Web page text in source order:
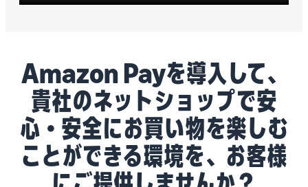
Amazon Payを導入して、
貴社のネットショップで安
心・安全にお買い物を楽しむ
ことができる環境を、お客様